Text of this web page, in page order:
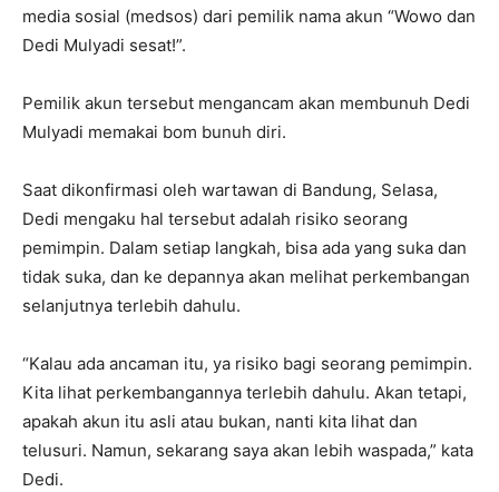
media sosial (medsos) dari pemilik nama akun “Wowo dan
Dedi Mulyadi sesat!”.
Pemilik akun tersebut mengancam akan membunuh Dedi
Mulyadi memakai bom bunuh diri.
Saat dikonfirmasi oleh wartawan di Bandung, Selasa,
Dedi mengaku hal tersebut adalah risiko seorang
pemimpin. Dalam setiap langkah, bisa ada yang suka dan
tidak suka, dan ke depannya akan melihat perkembangan
selanjutnya terlebih dahulu.
“Kalau ada ancaman itu, ya risiko bagi seorang pemimpin.
Kita lihat perkembangannya terlebih dahulu. Akan tetapi,
apakah akun itu asli atau bukan, nanti kita lihat dan
telusuri. Namun, sekarang saya akan lebih waspada,” kata
Dedi.